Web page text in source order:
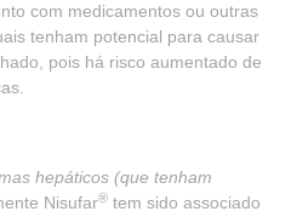
com medicamentos ou outras
tenham potencial para causar
pois há risco aumentado de
hepáticos (que tenham
Nisufar® tem sido associado